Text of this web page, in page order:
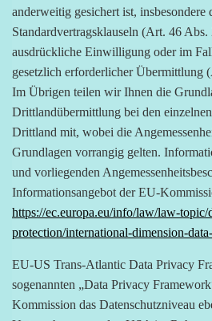
anderweitig gesichert ist, insbesondere
Standardvertragsklauseln (Art. 46
ausdrückliche Einwilligung oder im
gesetzlich erforderlicher Übermittlung
Im Übrigen teilen wir Ihnen die
Drittlandübermittlung bei den
Drittland mit, wobei die
Grundlagen vorrangig gelten.
und vorliegenden
Informationsangebot der EU-
https://ec.europa.eu/info/law/law-topic/
protection/international-dimension-
EU-US Trans-Atlantic Data Privacy
sogenannten „Data Privacy
Kommission das Datenschutzniveau